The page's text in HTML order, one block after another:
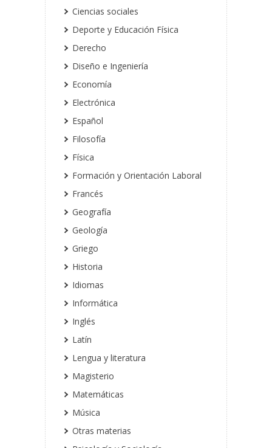
Ciencias sociales
Deporte y Educación Física
Derecho
Diseño e Ingeniería
Economía
Electrónica
Español
Filosofía
Física
Formación y Orientación Laboral
Francés
Geografía
Geología
Griego
Historia
Idiomas
Informática
Inglés
Latín
Lengua y literatura
Magisterio
Matemáticas
Música
Otras materias